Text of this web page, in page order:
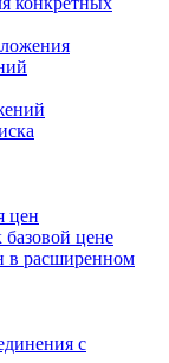
цен
цене
в расширенном
с